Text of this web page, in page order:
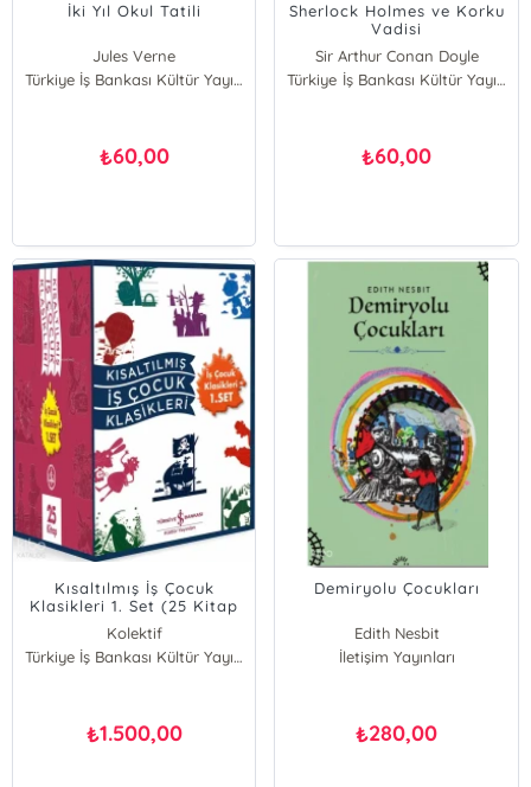
İki Yıl Okul Tatili
Jules Verne
Türkiye İş Bankası Kültür Yayınları
₺60,00
Sherlock Holmes ve Korku
Vadisi
Sir Arthur Conan Doyle
Türkiye İş Bankası Kültür Yayınları
₺60,00
Kısaltılmış İş Çocuk
Klasikleri 1. Set (25 Kitap
- Kutulu)
Kolektif
Türkiye İş Bankası Kültür Yayınları
₺1.500,00
Demiryolu Çocukları
Edith Nesbit
İletişim Yayınları
₺280,00